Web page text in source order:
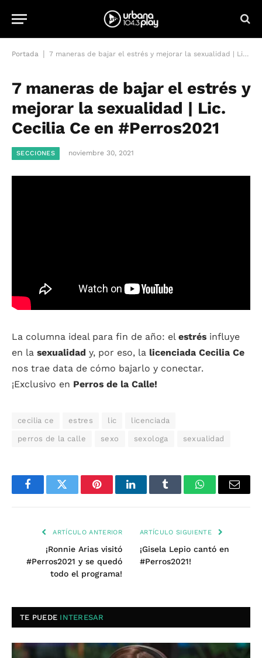
Portada 7 maneras de bajar el estrés y mejorar la sexualidad | Lic. Cecilia Ce en #Perros2021
7 maneras de bajar el estrés y
mejorar la sexualidad | Lic.
Cecilia Ce en #Perros2021
SECCIONES noviembre 30, 2021
La columna ideal para fin de año: el estrés influye
en la sexualidad y, por eso, la licenciada Cecilia Ce
nos trae data de cómo bajarlo y conectar.
¡Exclusivo en Perros de la Calle!
cecilia ce estres lic licenciada
perros de la calle sexo sexologa sexualidad
FacebookTwitter PinterestLinkedInTumblr WhatsAppEmail
ARTÍCULO ANTERIOR
¡Ronnie Arias visitó
#Perros2021 y se quedó
todo el programa!
ARTÍCULO SIGUIENTE
¡Gisela Lepio cantó en
#Perros2021!
TE PUEDE INTERESAR